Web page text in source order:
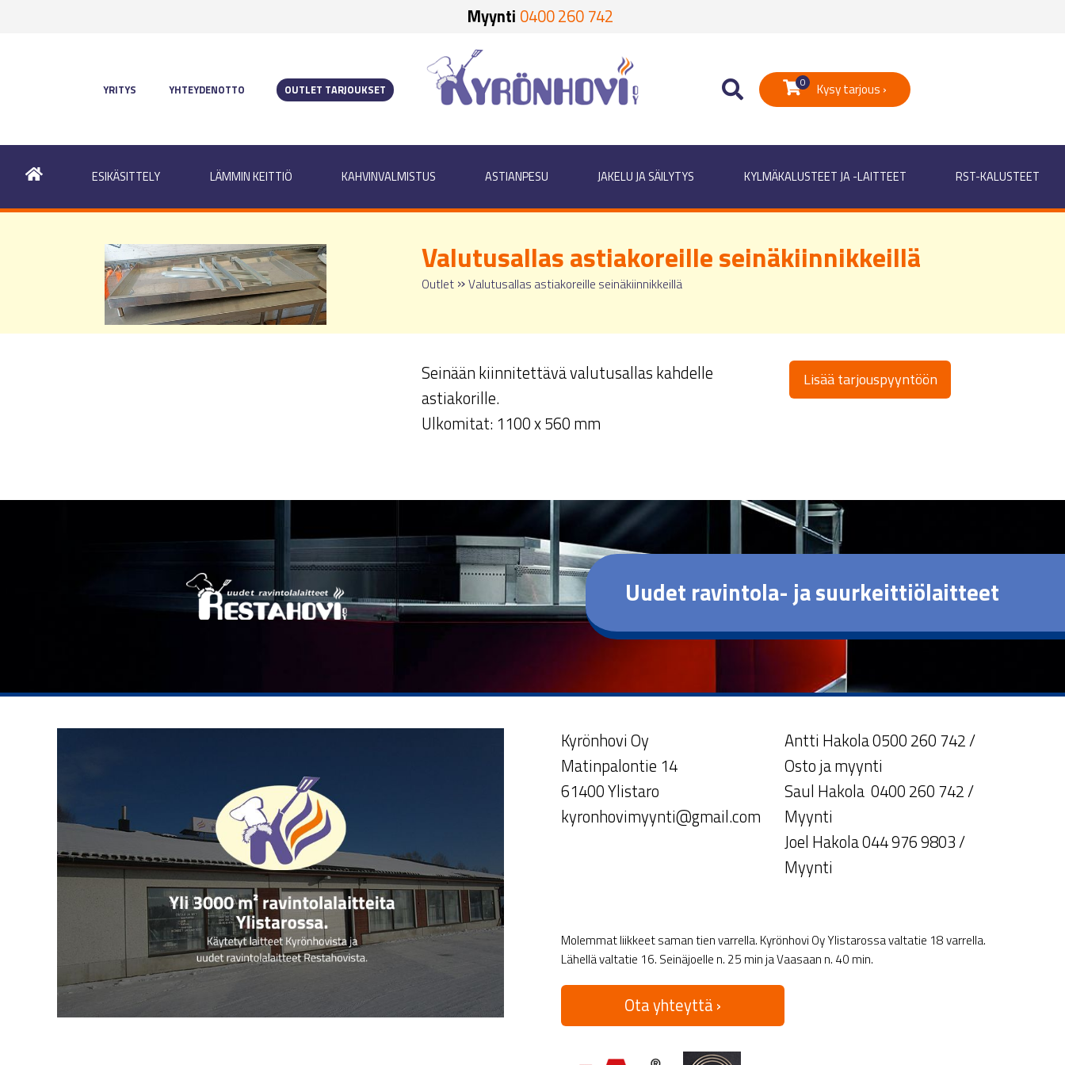
Myynti 0400 260 742
YRITYS YHTEYDENOTTO OUTLET TARJOUKSET
0 Kysy tarjous ›
ESIKÄSITTELY LÄMMIN KEITTIÖ KAHVINVALMISTUS ASTIANPESU JAKELU JA SÄILYTYS KYLMÄKALUSTEET JA -LAITTEET RST-KALUSTEET
Valutusallas astiakoreille seinäkiinnikkeillä
Outlet »Valutusallas astiakoreille seinäkiinnikkeillä
Seinään kiinnitettävä valutusallas kahdelle
astiakorille.
Ulkomitat: 1100 x 560 mm
Lisää tarjouspyyntöön
Uudet ravintola- ja suurkeittiölaitteet
Kyrönhovi Oy
Matinpalontie 14
61400 Ylistaro
kyronhovimyynti@gmail.com
Antti Hakola 0500 260 742 /
Osto ja myynti
Saul Hakola 0400 260 742 /
Myynti
Joel Hakola 044 976 9803 /
Myynti
Molemmat liikkeet saman tien varrella. Kyrönhovi Oy Ylistarossa valtatie 18 varrella.
Lähellä valtatie 16. Seinäjoelle n. 25 min ja Vaasaan n. 40 min.
Ota yhteyttä ›